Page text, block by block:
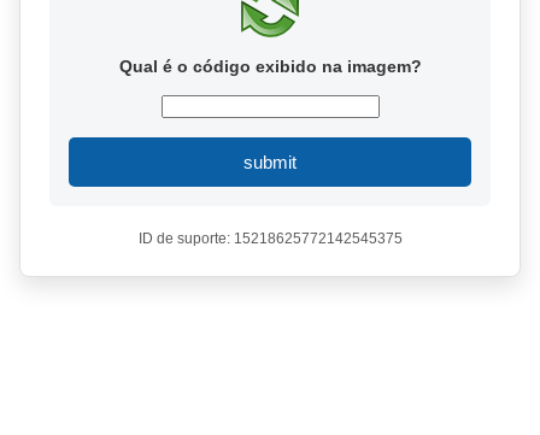
Qual é o código exibido na imagem?
submit
ID de suporte: 15218625772142545375